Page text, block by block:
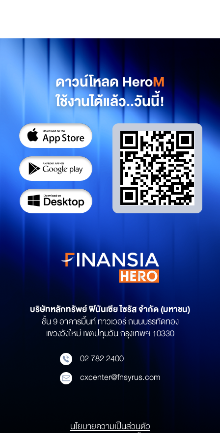
ดาวน์โหลด HeroM
ใช้งานได้แล้ว..วันนี้!
บริษัทหลักทรัพย์ฟินันเซีย ไซรัส จำกัด (มหาชน)
ชั้น 9 อาคารมิ้นท์ ทาวเวอร์ ถนนบรรทัดทอง
แขวงวังใหม่ เขตปทุมวัน กรุงเทพฯ 10330
02 782 2400
cxcenter@fnsyrus.com
นโยบายความเป็นส่วนตัว